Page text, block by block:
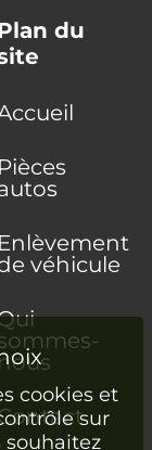
du
Pièces
Enlèvement
véhicule
cookies et
sur
souhaitez